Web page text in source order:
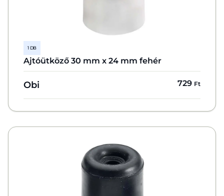
1 DB
Ajtóütköző 30 mm x 24 mm fehér
Obi 729 Ft